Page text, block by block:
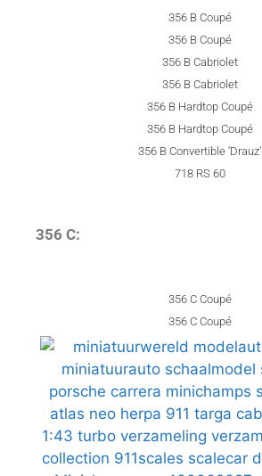
356 B Coupé
356 B Coupé
356 B Cabriolet
356 B Cabriolet
356 B Hardtop Coupé
356 B Hardtop Coupé
356 B Convertible ‘Drauz’
718 RS 60
356 C:
356 C Coupé
356 C Coupé